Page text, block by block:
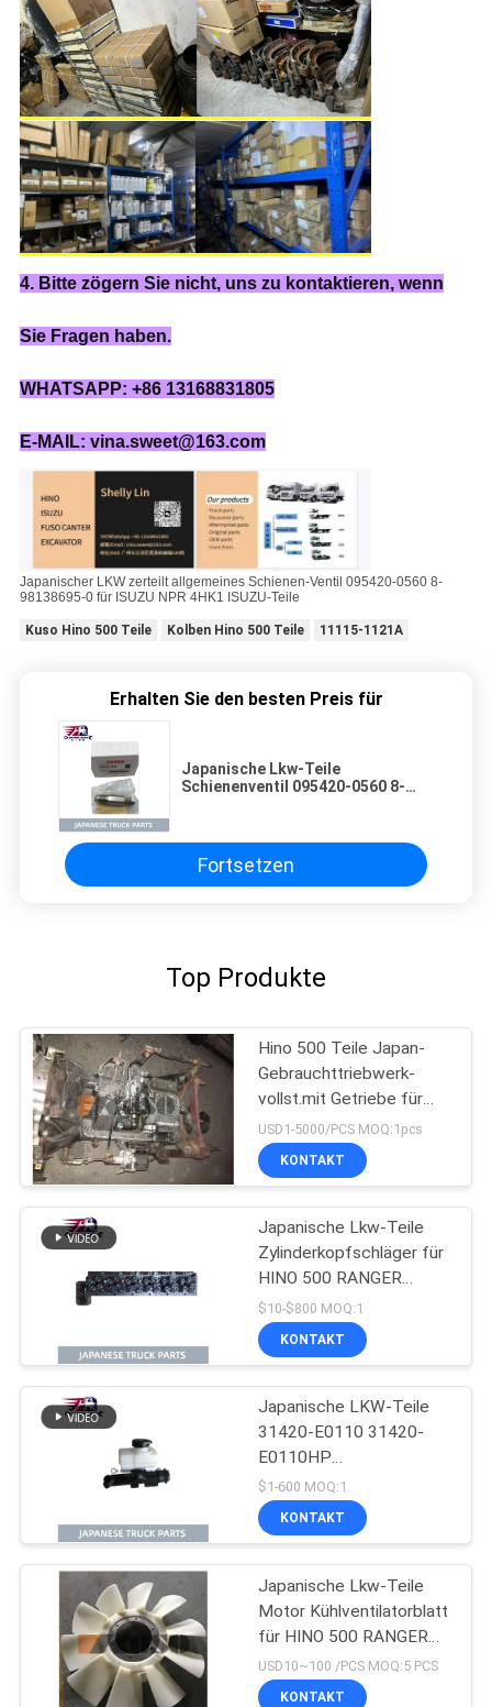
4. Bitte zögern Sie nicht, uns zu kontaktieren, wenn
Sie Fragen haben.
WHATSAPP: +86 13168831805
E-MAIL: vina.sweet@163.com
Japanischer LKW zerteilt allgemeines Schienen-Ventil 095420-0560 8-
98138695-0 für ISUZU NPR 4HK1 ISUZU-Teile
Kuso Hino 500 Teile Kolben Hino 500 Teile 11115-1121A
Erhalten Sie den besten Preis für
Japanische Lkw-Teile
Schienenventil 095420-0560 8-
Fortsetzen
Top Produkte
Hino 500 Teile Japan-
Gebrauchttriebwerk-
vollst.mit Getriebe für
gute Zustand HINO 500
Strecken-J08CT
USD1-5000/PCS MOQ:1pcs
KONTAKT
Japanische Lkw-Teile
Zylinderkopfschläger für
HINO 500 RANGER
J08C-UJ J08CT OEM
11101-E0541
$10-$800 MOQ:1
KONTAKT
Japanische LKW-Teile
31420-E0110 31420-
E0110HP
Kupplungsnehmerzylinder
für HINO 500 J08E
$1-600 MOQ:1
KONTAKT
Japanische Lkw-Teile
Motor Kühlventilatorblatt
für HINO 500 RANGER
J08E EURO 4 10
BLADES
USD10~100 /PCS MOQ:5 PCS
KONTAKT